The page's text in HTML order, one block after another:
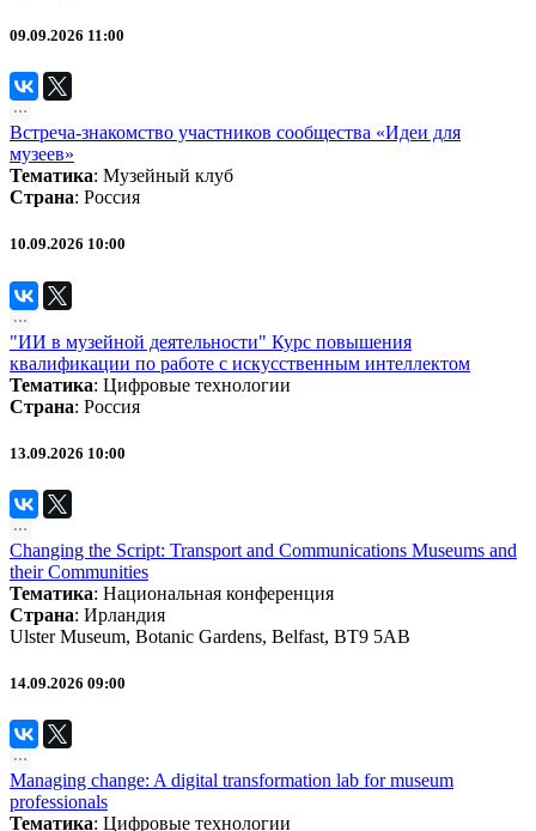
09.09.2026 11:00
Встреча-знакомство участников сообщества «Идеи для
музеев»
Тематика: Музейный клуб
Страна: Россия
10.09.2026 10:00
"ИИ в музейной деятельности" Курс повышения
квалификации по работе с искусственным интеллектом
Тематика: Цифровые технологии
Страна: Россия
13.09.2026 10:00
Changing the Script: Transport and Communications Museums and
their Communities
Тематика: Национальная конференция
Страна: Ирландия
Ulster Museum, Botanic Gardens, Belfast, BT9 5AB
14.09.2026 09:00
Managing change: A digital transformation lab for museum
professionals
Тематика: Цифровые технологии